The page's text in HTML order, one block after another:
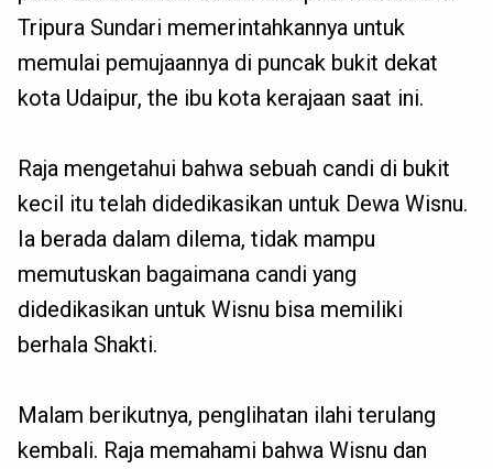
Tripura Sundari memerintahkannya untuk
memulai pemujaannya di puncak bukit dekat
kota Udaipur, the ibu kota kerajaan saat ini.
Raja mengetahui bahwa sebuah candi di bukit
kecil itu telah didedikasikan untuk Dewa Wisnu.
Ia berada dalam dilema, tidak mampu
memutuskan bagaimana candi yang
didedikasikan untuk Wisnu bisa memiliki
berhala Shakti.
Malam berikutnya, penglihatan ilahi terulang
kembali. Raja memahami bahwa Wisnu dan